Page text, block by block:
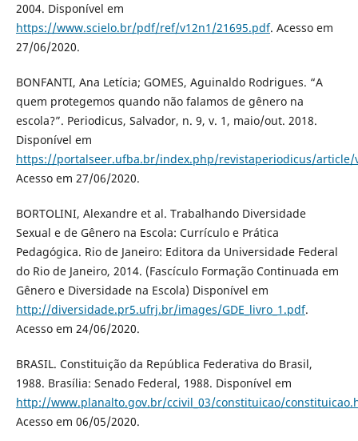
2004. Disponível em
https://www.scielo.br/pdf/ref/v12n1/21695.pdf. Acesso em
27/06/2020.
BONFANTI, Ana Letícia; GOMES, Aguinaldo Rodrigues. “A
quem protegemos quando não falamos de gênero na
escola?”. Periodicus, Salvador, n. 9, v. 1, maio/out. 2018.
Disponível em
https://portalseer.ufba.br/index.php/revistaperiodicus/article/
Acesso em 27/06/2020.
BORTOLINI, Alexandre et al. Trabalhando Diversidade
Sexual e de Gênero na Escola: Currículo e Prática
Pedagógica. Rio de Janeiro: Editora da Universidade Federal
do Rio de Janeiro, 2014. (Fascículo Formação Continuada em
Gênero e Diversidade na Escola) Disponível em
http://diversidade.pr5.ufrj.br/images/GDE_livro_1.pdf.
Acesso em 24/06/2020.
BRASIL. Constituição da República Federativa do Brasil,
1988. Brasília: Senado Federal, 1988. Disponível em
http://www.planalto.gov.br/ccivil_03/constituicao/
Acesso em 06/05/2020.